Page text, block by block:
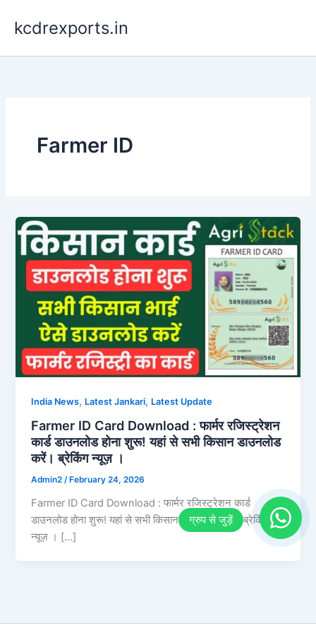
kcdrexports.in
Farmer ID
India News, Latest Jankari, Latest Update
Farmer ID Card Download : फार्मर रजिस्ट्रेशन
कार्ड डाउनलोड होना शुरू! यहां से सभी किसान डाउनलोड
करें। ब्रेकिंग न्यूज़ ।
Admin2/ February 24, 2026
Farmer ID Card Download : फार्मर रजिस्ट्रेशन कार्ड
डाउनलोड होना शुरू! यहां से सभी किसान डाउनलोड करें। ब्रेकिंग
न्यूज़ । […]